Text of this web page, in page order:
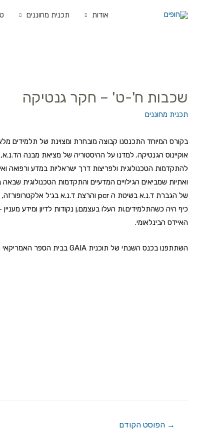
אודות תכנית מחוננים
שכבות ח'-ט' – חקר גנטיקה
תכנית מחוננים
בקורס המיוחד התכנסנו קבוצה מובחרת ומצוינת של תלמידים
אוקיינוס הגנטיקה. למדנו על ההיסטוריה של מציאת מבנה
להתקדמות הטכנולוגית ולפריצות דרך ישראליות במדע ורפואה
ואתיות שמביאים הגילויים המדעיים והתקדמות הטכנולוגית שבאה
של הגברת ד.נ.א בשיטת ה pcr
והרצת ד.נ.א בג׳ל אלקטרופורזה,
כיף היה כשהתלמידים.ות העלו בעצמם.ן נקודות לדיון ומידע
האיידס הבינלאומי.
השתתפנו בכנס השנתי של תוכנית GAIA בבית הספר האמריקאי וייצגם.ן
ניווט
→ הפוסט הקודם